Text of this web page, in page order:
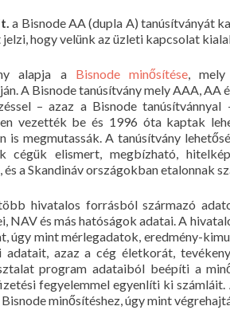
a Bisnode AA (dupla A) tanúsítványát
hogy velünk az üzleti kapcsolat
alapja a Bisnode minősítése,
A Bisnode tanúsítvány mely AAA, AA
– azaz a Bisnode
vezették be és 1996 óta kaptak
is megmutassák. A tanúsítvány
cégük elismert, megbízható,
és a Skandináv országokban etalonnak
hivatalos forrásból származó
NAV és más hatóságok adatai. A
úgy mint mérlegadatok, eredmény-
adatait, azaz a cég életkorát,
program adataiból beépíti a
fegyelemmel egyenlíti ki
minősítéshez, úgy mint